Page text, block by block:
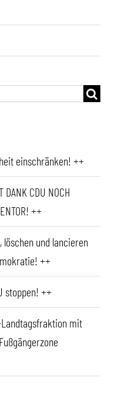
einschränken! ++
CDU NOCH
++
löschen und lancieren
++
stoppen! ++
mit